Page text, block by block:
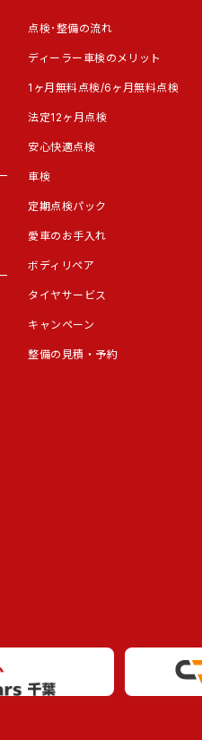
点検･整備の流れ
ディーラー車検のメリット
1ヶ月無料点検/6ヶ月無料点検
法定12ヶ月点検
安心快適点検
車検
定期点検パック
愛車のお手入れ
ボディリペア
タイヤサービス
キャンペーン
整備の見積・予約